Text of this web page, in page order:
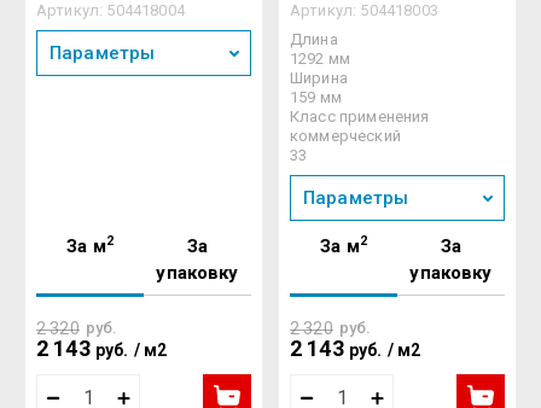
Артикул: 504418004
Параметры
За м2
За
упаковку
2 320 руб.
2 143 руб. / м2
Артикул: 504418003
Длина
1292 мм
Ширина
159 мм
Класс применения
коммерческий
33
Параметры
За м2
За
упаковку
2 320 руб.
2 143 руб. / м2